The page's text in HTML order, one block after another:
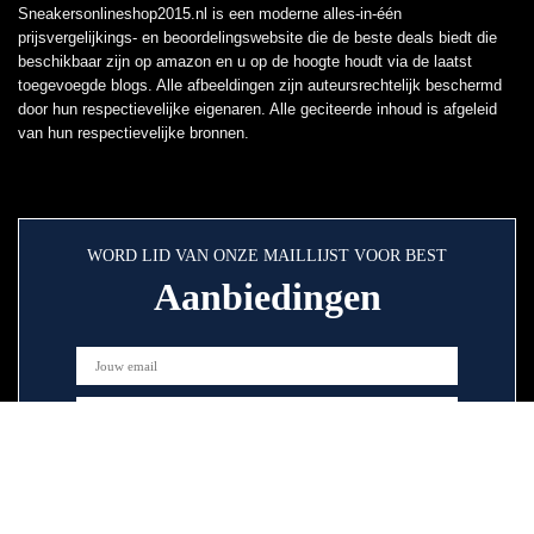
Sneakersonlineshop2015.nl is een moderne alles-in-één
prijsvergelijkings- en beoordelingswebsite die de beste deals biedt die
beschikbaar zijn op amazon en u op de hoogte houdt via de laatst
toegevoegde blogs. Alle afbeeldingen zijn auteursrechtelijk beschermd
door hun respectievelijke eigenaren. Alle geciteerde inhoud is afgeleid
van hun respectievelijke bronnen.
WORD LID VAN ONZE MAILLIJST VOOR BEST
Aanbiedingen